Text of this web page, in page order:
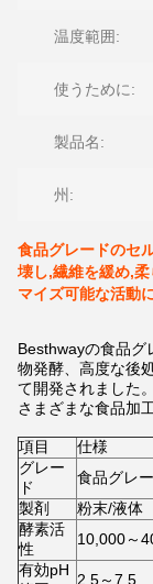
温度範囲:
使うために:
製品名:
州:
食品グレードのセ
壊し,繊維を緩め,
マイズ可能な活動
Besthwayの食品グ
物発酵、高度な後
て開発されました
さまざまな食品加
項目
仕様
グレー
ド
食品グレ
製剤
粉末/液体
酵素活
性
10,000～
有効pH
2.5～7.5